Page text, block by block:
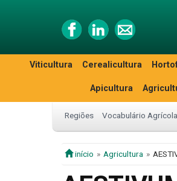
Viticultura Cerealicultura
Apicultura
Regiões Vocabulário Agrícola
início Agricultura